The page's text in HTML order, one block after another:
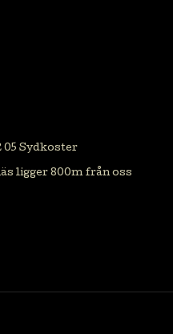
05 Sydkoster
ligger 800m från oss